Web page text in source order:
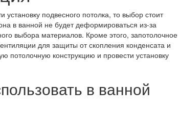
подвесного потолка, то выбор стоит
в ванной не будет деформироваться из-за
выбора материалов. Кроме этого, запотолочное
для защиты от скопления конденсата и
потолочную конструкцию и провести установку
в ванной